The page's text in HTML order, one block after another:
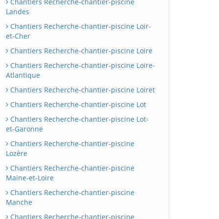
Landes
Chantiers Recherche-chantier-piscine Loir-
et-Cher
Chantiers Recherche-chantier-piscine Loire
Chantiers Recherche-chantier-piscine Loire-
Atlantique
Chantiers Recherche-chantier-piscine Loiret
Chantiers Recherche-chantier-piscine Lot
Chantiers Recherche-chantier-piscine Lot-
et-Garonne
Chantiers Recherche-chantier-piscine
Lozère
Chantiers Recherche-chantier-piscine
Maine-et-Loire
Chantiers Recherche-chantier-piscine
Manche
Chantiers Recherche-chantier-piscine